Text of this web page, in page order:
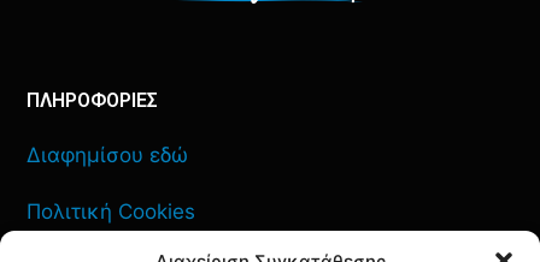
ΠΛΗΡΟΦΟΡΙΕΣ
Διαφημίσου εδώ
Πολιτική Cookies